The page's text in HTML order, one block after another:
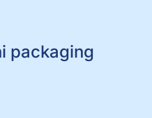
packaging